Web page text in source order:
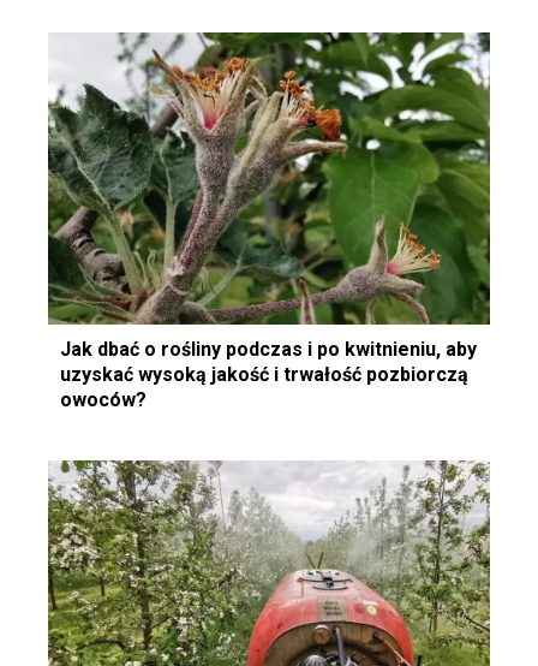
Jak dbać o rośliny podczas i po kwitnieniu, aby
uzyskać wysoką jakość i trwałość pozbiorczą
owoców?